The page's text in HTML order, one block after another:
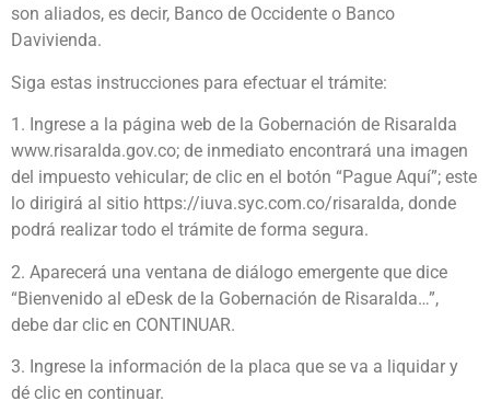
son aliados, es decir, Banco de Occidente o Banco
Davivienda.
Siga estas instrucciones para efectuar el trámite:
1. Ingrese a la página web de la Gobernación de Risaralda
www.risaralda.gov.co; de inmediato encontrará una imagen
del impuesto vehicular; de clic en el botón “Pague Aquí”; este
lo dirigirá al sitio https://iuva.syc.com.co/risaralda, donde
podrá realizar todo el trámite de forma segura.
2. Aparecerá una ventana de diálogo emergente que dice
“Bienvenido al eDesk de la Gobernación de Risaralda…”,
debe dar clic en CONTINUAR.
3. Ingrese la información de la placa que se va a liquidar y
dé clic en continuar.